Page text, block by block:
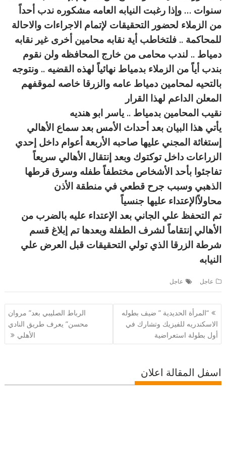
سنوات … وإذا رغبت النيابه العامه مشكوره ندب أحداً
من الزملاء لحضور التحقيقات لإتمام الاجراءات والاحالة
للمحاكمة .. فلتخاطب أية نقابه محامين أخرى غير نقابه
دمياط .. لندب محامى من خارج المحافظه ولن نقوم
بندب أياً من الزملاء بدمياط نهائياً لهذه القضيه .. ونتوجه
بالتحيه لمحامين دمياط عامه والزرقا خاصه لموقفهم
المعلن الداعم لهذا القرار
نقيب المحامين بدمياط .. ياسر ابو هنديه
يأتي هذا البيان بعد أحداث الأمس بعد سماع الأهالي
إستغاثة المجني عليها صاحبه الأربعة أعوام داخل إحدي
الزراعات داخل توكتوك وبعد إنتقال الأهالي سريعاً
تفاجئوا بأحد الأشخاص مختطفاً طفله وسرق قرطها
الذهبي وسبب جرح قطعي في منطقة الأذن
محاولاًالإعتداء عليها جنسياً
تم التحفظ علي الجاني بعد الإعتداء عليه بالضرب من
الأهالي إنتقاماً لشرف الطفلة وبعدها تم إبلاغ قسم
شرطة الزرقا الذي تولي التحقيقات قبل العرض علي
النيابه
عاجل عاجل
تصفّح
المقالات
“المرأة الحديدية ” ضيف بطوله
الاسكندريه للفيزيك وتشارك في
أول بطولة استعراضية
الرباط الصليبي بعد” مروان
محسن” يعرف طريق النادي
الأهلي
اسفل المقالة اعلان